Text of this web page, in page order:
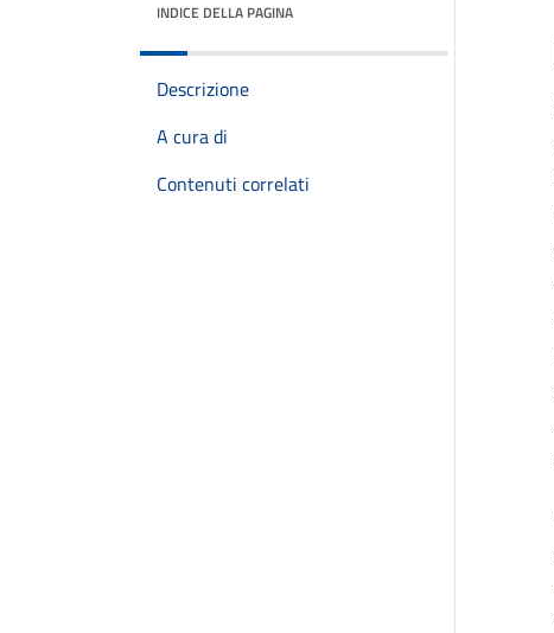
INDICE DELLA PAGINA
Descrizione
A cura di
Contenuti correlati